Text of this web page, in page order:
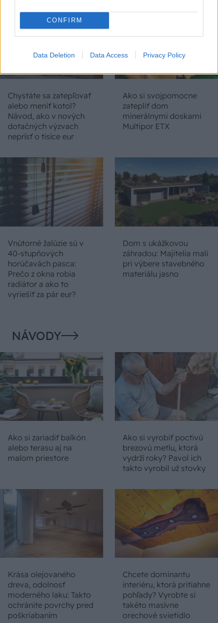
CONFIRM
Data Deletion Data Access Privacy Policy
Chystáte sa zatepľovať
alebo meniť kotol?
Návod, ako v nových
dotačných výzvach
neprísť o tisíce eur
Ako si svojpomocne
zatepliť dom
minerálnymi doskami
Multipor ETX
Vnútorné žalúzie sú v
40-stupňových
horúčavách pasca:
Prečo z okna robia
radiátor a ako to
vyriešiť za pár eur?
Dom s ukážkovou
záhradou: Majitelia mali
pri výbere stavebného
materiálu jasno
NÁVODY
Ako si zariadiť balkón
alebo terasu aj na
malom priestore
Ako si vyrobiť poctivú
brezovú metlu, ktorá
vydrží roky? Pavol ich
takto vyrobil už stovky
Krása olejovaného
dreva, odolnosť
moderného laku: Takto
ochránite povrchy pred
poškriabaním
Chcete dominantu
interiéru, ktorá pritiahne
pohľady? Vyrobte si
takéto masívne
orechové svietidlo